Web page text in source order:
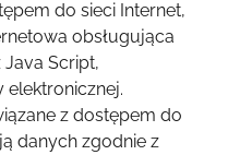
do sieci Internet,
obsługująca
Java Script,
z dostępem do
danych zgodnie z